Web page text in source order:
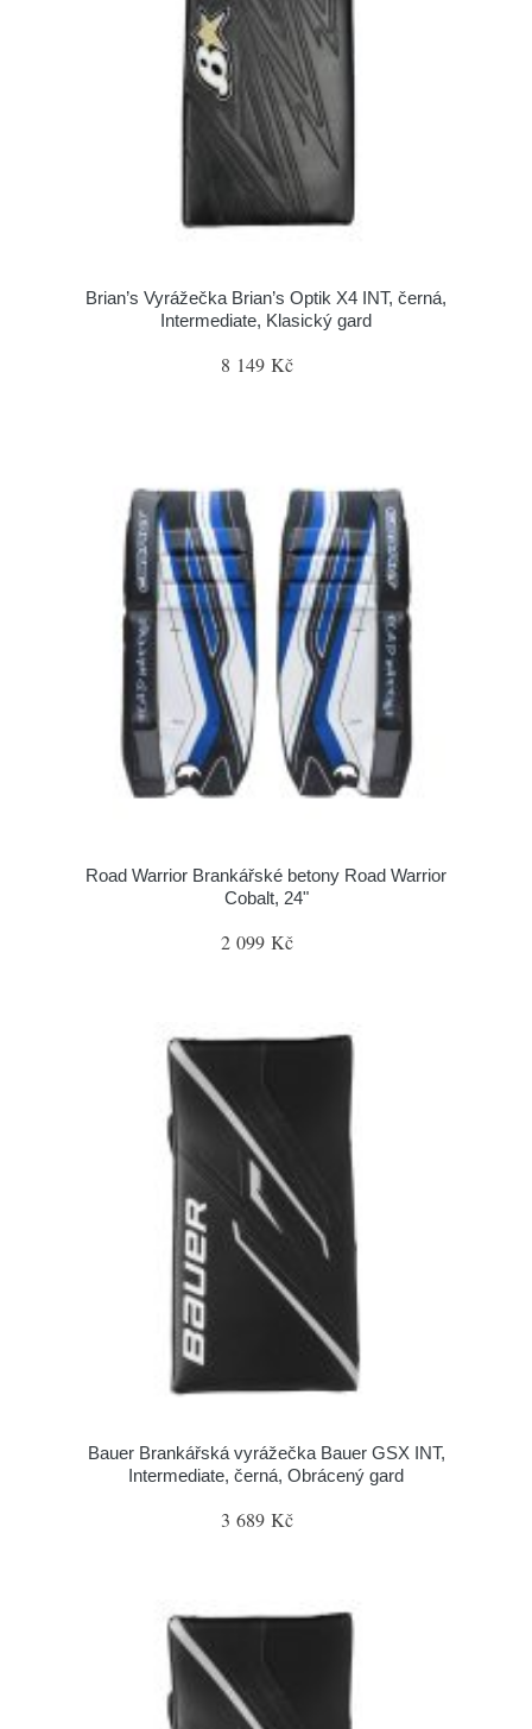
Brian’s Vyrážečka Brian’s Optik X4 INT, černá,
Intermediate, Klasický gard
8 149 Kč
Road Warrior Brankářské betony Road Warrior
Cobalt, 24"
2 099 Kč
Bauer Brankářská vyrážečka Bauer GSX INT,
Intermediate, černá, Obrácený gard
3 689 Kč